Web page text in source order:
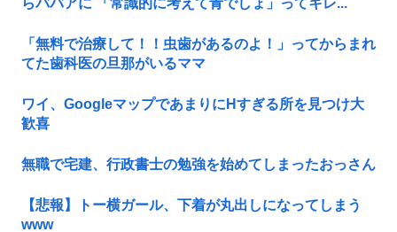
らババアに 「常識的に考えて青でしょ」ってキレ...
「無料で治療して！！虫歯があるのよ！」ってからまれ
てた歯科医の旦那がいるママ
ワイ、GoogleマップであまりにΗすぎる所を見つけ大
歓喜
無職で宅建、行政書士の勉強を始めてしまったおっさん
【悲報】トー横ガール、下着が丸出しになってしまう
www